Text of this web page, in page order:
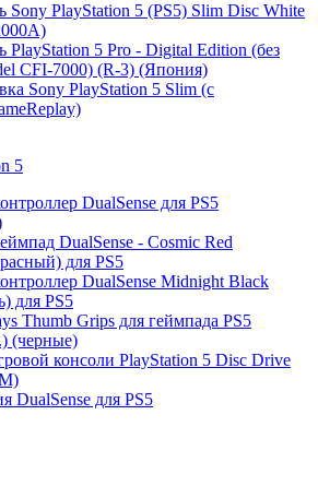
Sony PlayStation 5 (PS5) Slim Disc White
PlayStation 5 Pro - Digital Edition (без
CFI-7000) (R-3) (Япония)
Sony PlayStation 5 Slim (с
5
DualSense для PS5
DualSense - Cosmic Red
для PS5
DualSense Midnight Black
для PS5
Thumb Grips для геймпада PS5
(черные)
консоли PlayStation 5 Disc Drive
DualSense для PS5